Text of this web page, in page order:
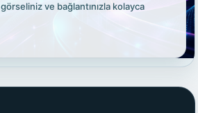
ve bağlantınızla kolayca